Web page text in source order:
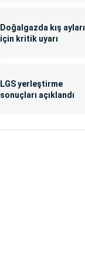
Doğalgazda kış ayları
için kritik uyarı
LGS yerleştirme
sonuçları açıklandı